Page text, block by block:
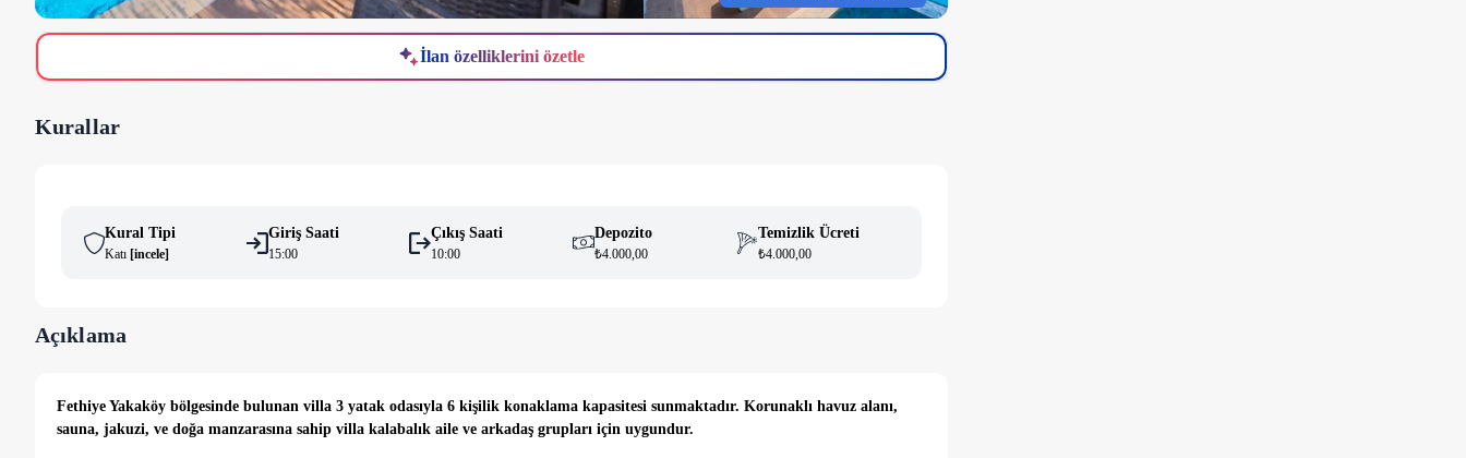
İlan özelliklerini özetle
Kurallar
Kural Tipi
Katı [i̇ncele]
Giriş Saati
15:00
Çıkış Saati
10:00
Depozito
₺4.000,00
Temizlik Ücreti
₺4.000,00
Açıklama
Fethiye Yakaköy bölgesinde bulunan villa 3 yatak odasıyla 6 kişilik konaklama kapasitesi sunmaktadır. Korunaklı havuz alanı,
sauna, jakuzi, ve doğa manzarasına sahip villa kalabalık aile ve arkadaş grupları için uygundur.